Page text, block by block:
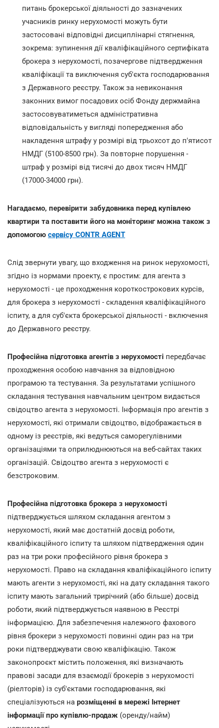
питань брокерської діяльності до зазначених
учасників ринку нерухомості можуть бути
застосовані відповідні дисциплінарні стягнення,
зокрема: зупинення дії кваліфікаційного сертифіката
брокера з нерухомості, позачергове підтвердження
кваліфікації та виключення суб'єкта господарювання
з Державного реєстру. Також за невиконання
законних вимог посадових осіб Фонду держмайна
застосовуватиметься адміністративна
відповідальність у вигляді попередження або
накладення штрафу у розмірі від трьохсот до п'ятисот
НМДГ (5100-8500 грн). За повторне порушення -
штраф у розмірі від тисячі до двох тисяч НМДГ
(17000-34000 грн).
Нагадаємо, перевірити забудовника перед купівлею
квартири та поставити його на моніторинг можна також з
допомогою сервісу CONTR AGENT
Слід звернути увагу, що входження на ринок нерухомості,
згідно із нормами проекту, є простим: для агента з
нерухомості - це проходження короткострокових курсів,
для брокера з нерухомості - складення кваліфікаційного
іспиту, а для суб'єкта брокерської діяльності - включення
до Державного реєстру.
Професійна підготовка агентів з нерухомості передбачає
проходження особою навчання за відповідною
програмою та тестування. За результатами успішного
складання тестування навчальним центром видається
свідоцтво агента з нерухомості. Інформація про агентів з
нерухомості, які отримали свідоцтво, відображається в
одному із реєстрів, які ведуться саморегулівними
організаціями та оприлюднюються на веб-сайтах таких
організацій. Свідоцтво агента з нерухомості є
безстроковим.
Професійна підготовка брокера з нерухомості
підтверджується шляхом складання агентом з
нерухомості, який має достатній досвід роботи,
кваліфікаційного іспиту та шляхом підтвердження один
раз на три роки професійного рівня брокера з
нерухомості. Право на складання кваліфікаційного іспиту
мають агенти з нерухомості, які на дату складання такого
іспиту мають загальний трирічний (або більше) досвід
роботи, який підтверджується наявною в Реєстрі
інформацією. Для забезпечення належного фахового
рівня брокери з нерухомості повинні один раз на три
роки підтверджувати свою кваліфікацію. Також
законопроєкт містить положення, які визначають
правові засади для взаємодії брокерів з нерухомості
(ріелторів) із суб'єктами господарювання, які
спеціалізуються на розміщенні в мережі Інтернет
інформації про купівлю-продаж (оренду/найм)